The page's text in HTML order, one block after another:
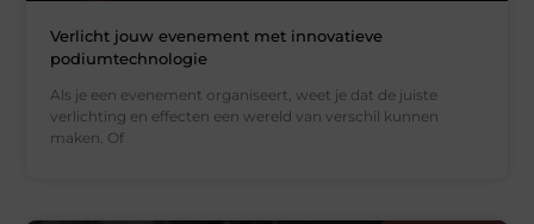
Verlicht jouw evenement met innovatieve
podiumtechnologie
Als je een evenement organiseert, weet je dat de juiste
verlichting en effecten een wereld van verschil kunnen
maken. Of